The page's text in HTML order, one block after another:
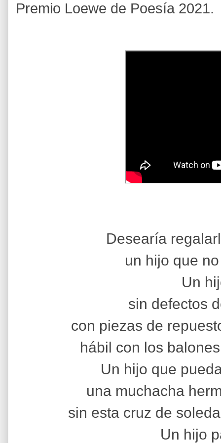
Premio Loewe de Poesía 2021.
Desearía
un hijo que
Un
sin defectos
con piezas de
hábil con los
Un hijo que
una muchacha
sin esta cruz de
Un hijo